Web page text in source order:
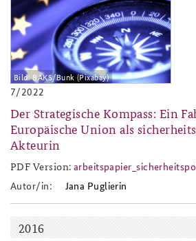
Bild: BAKS/Bunk (Pixabay)
7/2022
Der Strategische Kompass: Ein
Europäische Union als
Akteurin
PDF Version:
Autor/in:
Jana Puglierin
2016